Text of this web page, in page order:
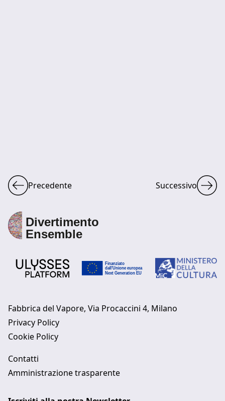
Precedente Successivo
Fabbrica del Vapore, Via Procaccini 4, Milano
Privacy Policy
Cookie Policy
Contatti
Amministrazione trasparente